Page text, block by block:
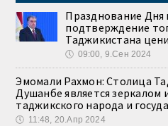
Празднование Дня
подтверждение
Таджикистана
🕔 09:00, 9.Сен 2024
Эмомали Рахмон: Столица
Душанбе является зеркалом
таджикского народа и
🕔 11:48, 20.Апр 2024